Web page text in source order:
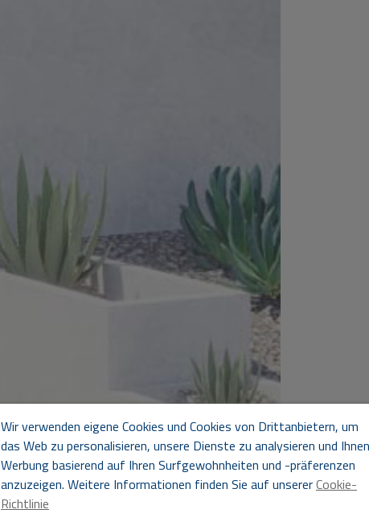
Wir verwenden eigene Cookies und Cookies von Drittanbietern, um
das Web zu personalisieren, unsere Dienste zu analysieren und Ihnen
Werbung basierend auf Ihren Surfgewohnheiten und -präferenzen
anzuzeigen. Weitere Informationen finden Sie auf unsererCookie-
Richtlinie